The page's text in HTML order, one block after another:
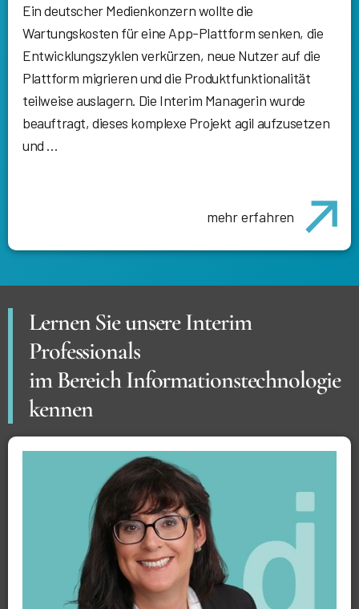
Ein deutscher Medienkonzern wollte die
Wartungskosten für eine App-Plattform senken, die
Entwicklungszyklen verkürzen, neue Nutzer auf die
Plattform migrieren und die Produktfunktionalität
teilweise auslagern. Die Interim Managerin wurde
beauftragt, dieses komplexe Projekt agil aufzusetzen
und …
mehr erfahren
Lernen Sie unsere Interim
Professionals
im Bereich Informationstechnologie
kennen